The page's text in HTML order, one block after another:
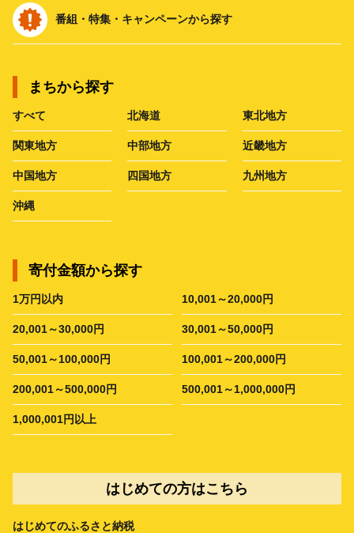
番組・特集・キャンペーンから探す
まちから探す
すべて 北海道 東北地方
関東地方 中部地方 近畿地方
中国地方 四国地方 九州地方
沖縄
寄付金額から探す
1万円以内 10,001～20,000円
20,001～30,000円 30,001～50,000円
50,001～100,000円 100,001～200,000円
200,001～500,000円 500,001～1,000,000円
1,000,001円以上
はじめての方はこちら
はじめてのふるさと納税